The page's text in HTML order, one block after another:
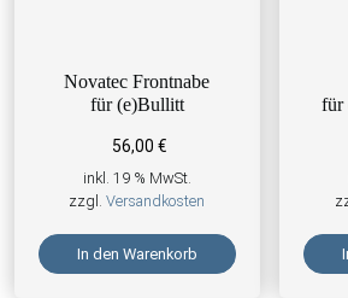
Novatec Frontnabe
für (e)Bullitt
56,00€
inkl. 19 % MwSt.
zzgl.Versandkosten
In den Warenkorb
für